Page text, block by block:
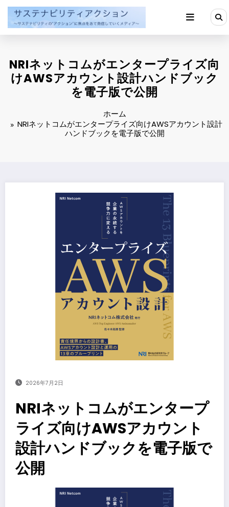
ン
NRIネットコムがエンタープライズ向
けAWSアカウント設計ハンドブック
を電子版で公開
ホーム
NRIネットコムがエンタープライズ向けAWSアカウント設計
ハンドブックを電子版で公開
2026年7月2日
NRIネットコムがエンタープ
ライズ向けAWSアカウント
設計ハンドブックを電子版で
公開